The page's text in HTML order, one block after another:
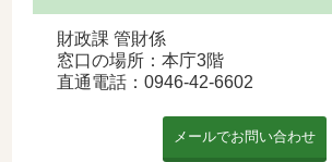
財政課 管財係
窓口の場所：本庁3階
直通電話： 0946-42-6602